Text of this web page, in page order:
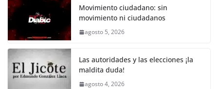
e
b
o
o
k
er s
A
p
y
Li
k
gr
a
e
Movimiento ciudadano: sin
movimiento ni ciudadanos
agosto 5, 2026
Las autoridades y las elecciones ¡la
maldita duda!
agosto 4, 2026